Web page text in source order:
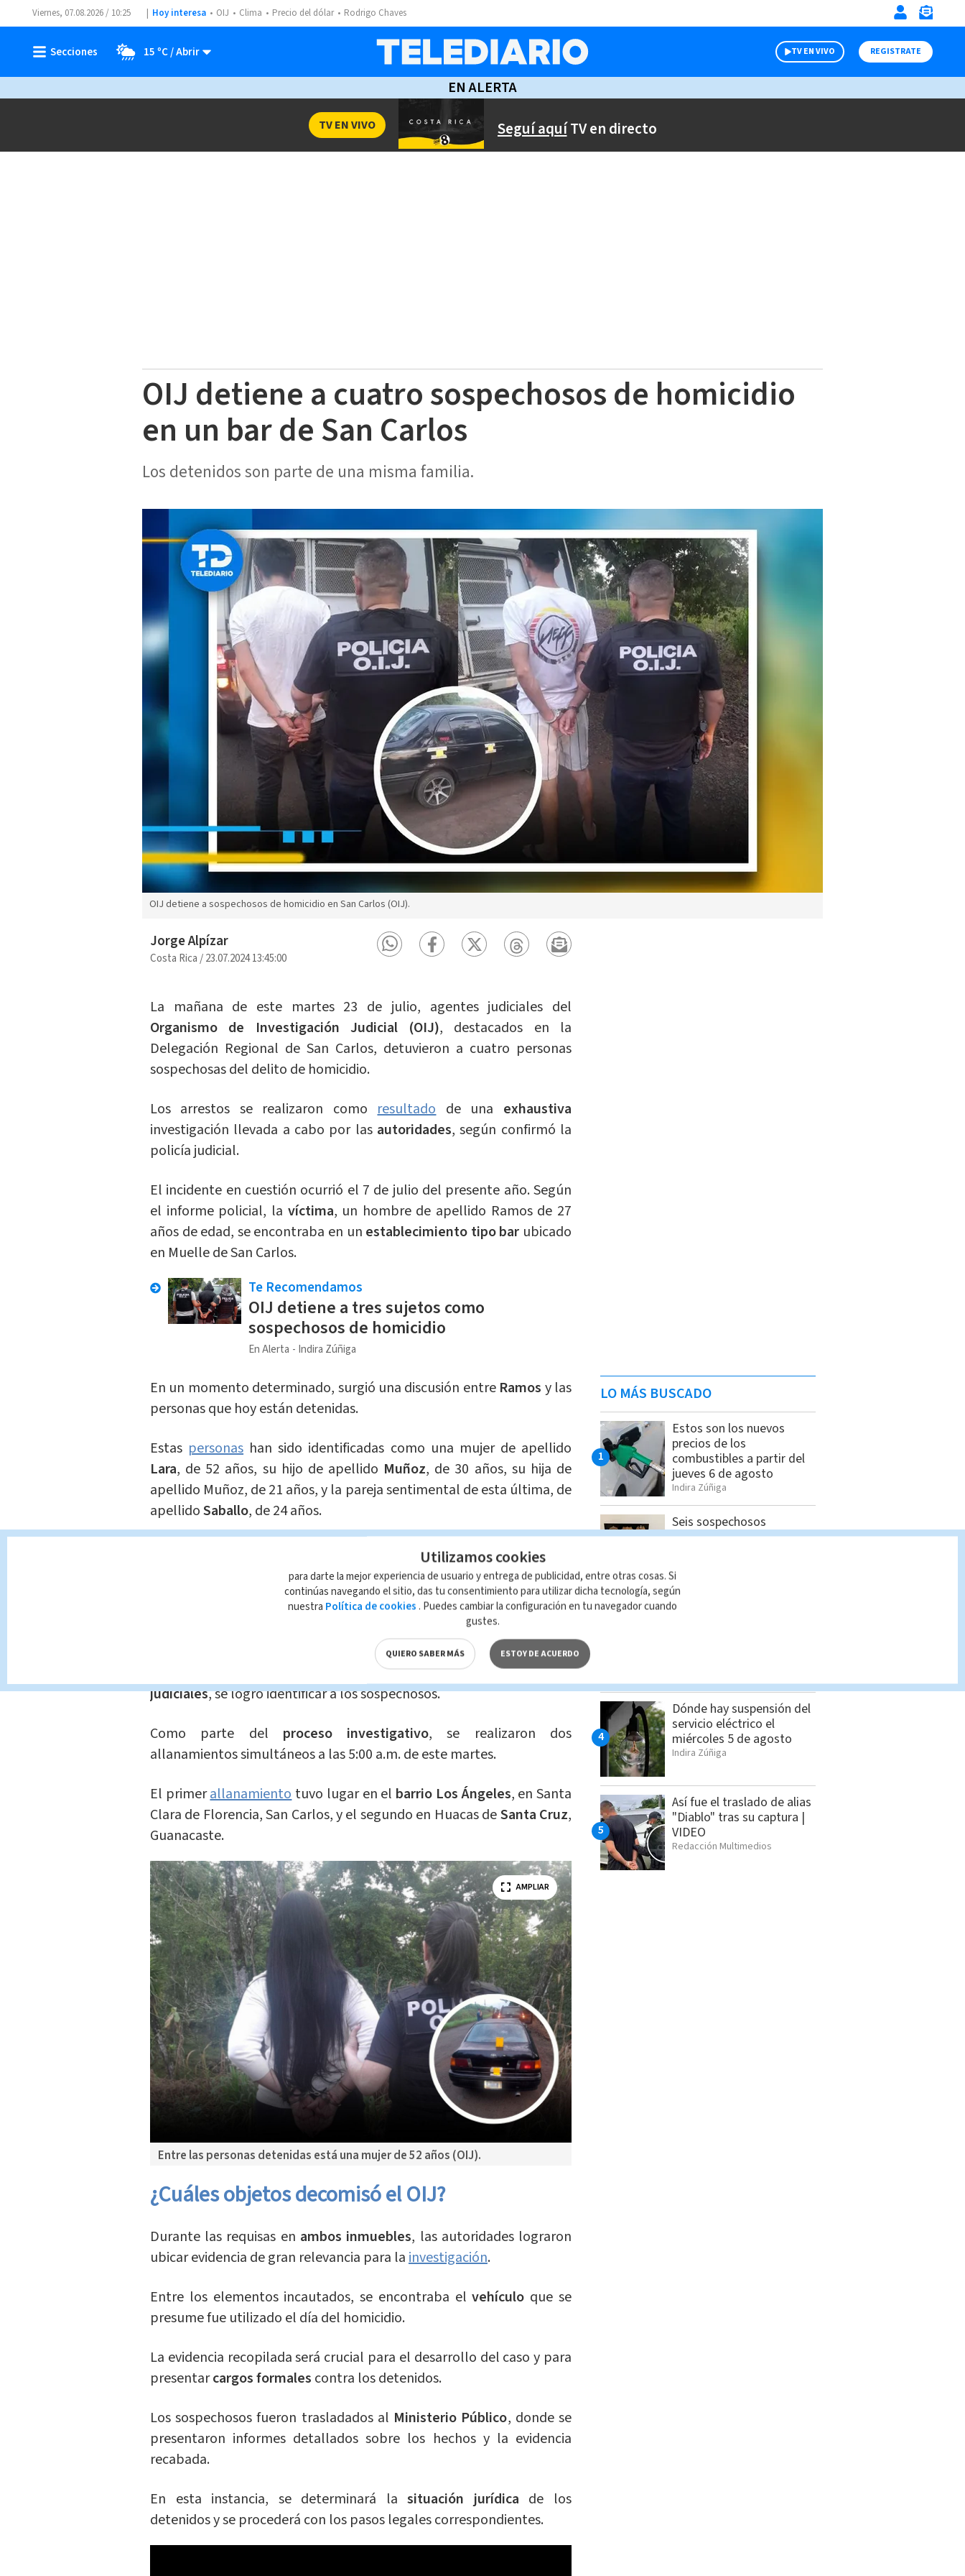
Viernes, 07.08.2026 / 10:25 Hoy interesa OIJ Clima Precio del dólar Rodrigo Chaves
15 ºC TV EN VIVO REGISTRATE
EN ALERTA
Seguí aquíTV en directo
TV EN VIVO
OIJ detiene a cuatro sospechosos de homicidio
en un bar de San Carlos
Los detenidos son parte de una misma familia.
OIJ detiene a sospechosos de homicidio en San Carlos (OIJ).
Jorge Alpízar
Costa Rica/23.07.2024 13:45:00
La mañana de este martes 23 de julio, agentes judiciales del
Organismo de Investigación Judicial (OIJ), destacados en la
Delegación Regional de San Carlos, detuvieron a cuatro personas
sospechosas del delito de homicidio.
Los arrestos se realizaron comoresultadode una exhaustiva
investigación llevada a cabo por las autoridades, según confirmó la
policía judicial.
El incidente en cuestión ocurrió el 7 de julio del presente año. Según
el informe policial, la víctima, un hombre de apellido Ramos de 27
años de edad, se encontraba en un establecimiento tipo bar ubicado
en Muelle de San Carlos.
Te Recomendamos
OIJ detiene a tres sujetos como
sospechosos de homicidio
En Alerta Indira Zúñiga
En un momento determinado, surgió una discusión entre Ramos y las
personas que hoy están detenidas.
Estas personas han sido identificadas como una mujer de apellido
Lara, de 52 años, su hijo de apellido Muñoz, de 30 años, su hija de
apellido Muñoz, de 21 años, y la pareja sentimental de esta última, de
apellidoSaballo, de 24 años.
La disputa dentro del bar escaló rápidamente, y tras salir del local,
las cuatro personas abordaron un vehículo. Desde el interior del
, supuestamente dispararon contraRamos, quien se
encontraba en el estacionamiento del bar, resultando en su muerte.
inició una serie de diligencias investigativas
para esclarecer el caso. Gracias a la labor meticulosa de losagentes
judiciales, se logró identificar a los sospechosos.
Como parte del proceso investigativo, se realizaron dos
allanamientos simultáneos a las 5:00 a.m. de este martes.
El primerallanamientotuvo lugar en el barrio Los Ángeles, en Santa
Clara de Florencia, San Carlos, y el segundo en Huacas deSanta Cruz,
Guanacaste.
Entre las personas detenidas está una mujer de 52 años (OIJ).
AMPLIAR
¿Cuáles objetos decomisó el OIJ?
Durante las requisas en ambos inmuebles, las autoridades lograron
ubicar evidencia de gran relevancia para lainvestigación.
Entre los elementos incautados, se encontraba elvehículo que se
presume fue utilizado el día del homicidio.
La evidencia recopilada será crucial para el desarrollo del caso y para
presentarcargos formales contra los detenidos.
Los sospechosos fueron trasladados al Ministerio Público, donde se
presentaron informes detallados sobre los hechos y la evidencia
recabada.
En esta instancia, se determinará lasituación jurídica de los
detenidos y se procederá con los pasos legales correspondientes.
LO MÁS BUSCADO
Estos son los nuevos
precios de los
combustibles a partir del
jueves 6 de agosto
Indira Zúñiga
Seis sospechosos
vinculados con estructura
detenidos en Jacó
Indira Zúñiga
Femicidio en Bagaces: OIJ
Dónde hay suspensión del
servicio eléctrico el
miércoles 5 de agosto
Indira Zúñiga
Así fue el traslado de alias
"Diablo" tras su captura |
VIDEO
Redacción Multimedios
Utilizamos cookies
para darte la mejor experiencia de usuario y entrega de publicidad, entre otras cosas. Si
continúas navegando el sitio, das tu consentimiento para utilizar dicha tecnología, según
nuestra Política de cookies . Puedes cambiar la configuración en tu navegador cuando
gustes.
QUIERO SABER MÁS ESTOY DE ACUERDO